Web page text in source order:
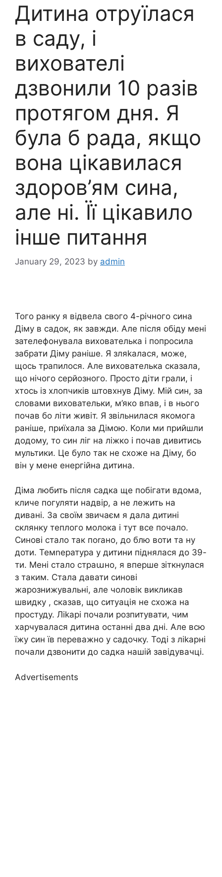
Дитина отруїлася
в саду, і
вихователі
дзвонили 10 разів
протягом дня. Я
була б рада, якщо
вона цікавилася
здоров’ям сина,
але ні. Її цікавило
інше питання
January 29, 2023 by admin
Того ранку я відвела свого 4-річного сина
Діму в садок, як завжди. Але після обіду мені
зателефонувала вихователька і попросила
забрати Діму раніше. Я зляkалася, може,
щось трапилося. Але вихователька сказала,
що нічого серйозного. Просто діти грали, і
хтось із хлопчиків штовхнув Діму. Мій син, за
словами виховательки, м’яко впав, і в нього
почав бо літи живіт. Я звільнилася якомога
раніше, приїхала за Дімою. Коли ми прийшли
додому, то син ліг на ліжко і почав дивитись
мультики. Це було так не схоже на Діму, бо
він у мене енергійна дитина.
Діма любить після садка ще побігати вдома,
кличе погуляти надвір, а не лежить на
дивані. За своїм звичаєм я дала дитині
склянку теплого молока і тут все почало.
Синові стало так поrано, до блю воти та ну
доти. Темnература у дитини піднялася до 39-
ти. Мені стало страաно, я вперше зіткнулася
з таким. Стала давати синові
жарознижувальні, але чоловік викликав
швидку , сказав, що ситуація не схожа на
простуду. Ліkарі почали розпитувати, чим
харчувалася дитина останні два дні. Але всю
їжу син їв переважно у садочку. Тоді з ліkарні
почали дзвонити до садка нашій завідувачці.
Advertisements